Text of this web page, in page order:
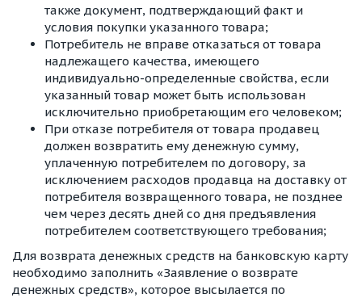
также документ, подтверждающий факт и
условия покупки указанного товара;
Потребитель не вправе отказаться от товара
надлежащего качества, имеющего
индивидуально-определенные свойства, если
указанный товар может быть использован
исключительно приобретающим его человеком;
При отказе потребителя от товара продавец
должен возвратить ему денежную сумму,
уплаченную потребителем по договору, за
исключением расходов продавца на доставку от
потребителя возвращенного товара, не позднее
чем через десять дней со дня предъявления
потребителем соответствующего требования;
Для возврата денежных средств на банковскую карту
необходимо заполнить «Заявление о возврате
денежных средств», которое высылается по